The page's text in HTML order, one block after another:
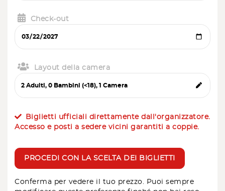
Check-out
Layout della camera
Biglietti ufficiali direttamente dall'organizzatore.
Accesso e posti a sedere vicini garantiti a coppie.
PROCEDI CON LA SCELTA DEI BIGLIETTI
Conferma per vedere il tuo prezzo. Puoi sempre